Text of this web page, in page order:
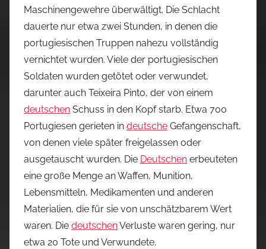
Maschinengewehre überwältigt. Die Schlacht
dauerte nur etwa zwei Stunden, in denen die
portugiesischen Truppen nahezu vollständig
vernichtet wurden. Viele der portugiesischen
Soldaten wurden getötet oder verwundet,
darunter auch Teixeira Pinto, der von einem
deutschen Schuss in den Kopf starb. Etwa 700
Portugiesen gerieten in deutsche Gefangenschaft,
von denen viele später freigelassen oder
ausgetauscht wurden. Die Deutschen erbeuteten
eine große Menge an Waffen, Munition,
Lebensmitteln, Medikamenten und anderen
Materialien, die für sie von unschätzbarem Wert
waren. Die deutschenVerluste waren gering, nur
etwa 20 Tote und Verwundete.